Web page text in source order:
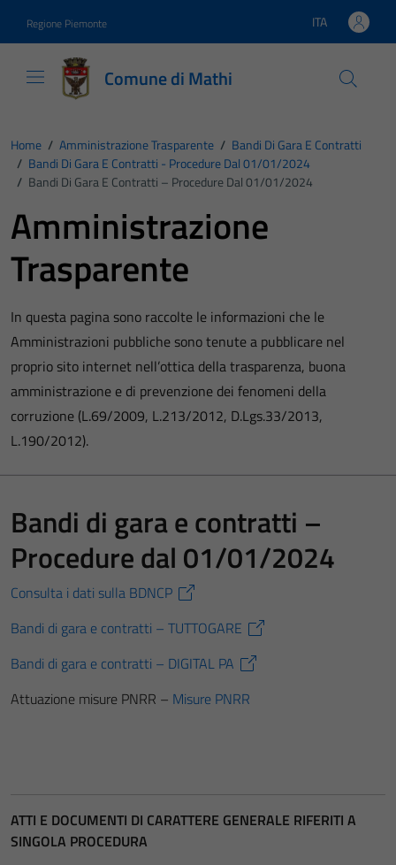
Regione Piemonte Lingua attiva:
ITA
Comune di Mathi
Home / Amministrazione Trasparente / Bandi Di Gara E Contratti
/ Bandi Di Gara E Contratti - Procedure Dal 01/01/2024
/ Bandi Di Gara E Contratti – Procedure Dal 01/01/2024
Amministrazione
Trasparente
In questa pagina sono raccolte le informazioni che le
Amministrazioni pubbliche sono tenute a pubblicare nel
proprio sito internet nell’ottica della trasparenza, buona
amministrazione e di prevenzione dei fenomeni della
corruzione (L.69/2009, L.213/2012, D.Lgs.33/2013,
L.190/2012).
Bandi di gara e contratti –
Procedure dal 01/01/2024
Consulta i dati sulla BDNCP
Bandi di gara e contratti – TUTTOGARE
Bandi di gara e contratti – DIGITAL PA
Attuazione misure PNRR – Misure PNRR
ATTI E DOCUMENTI DI CARATTERE GENERALE RIFERITI A
SINGOLA PROCEDURA